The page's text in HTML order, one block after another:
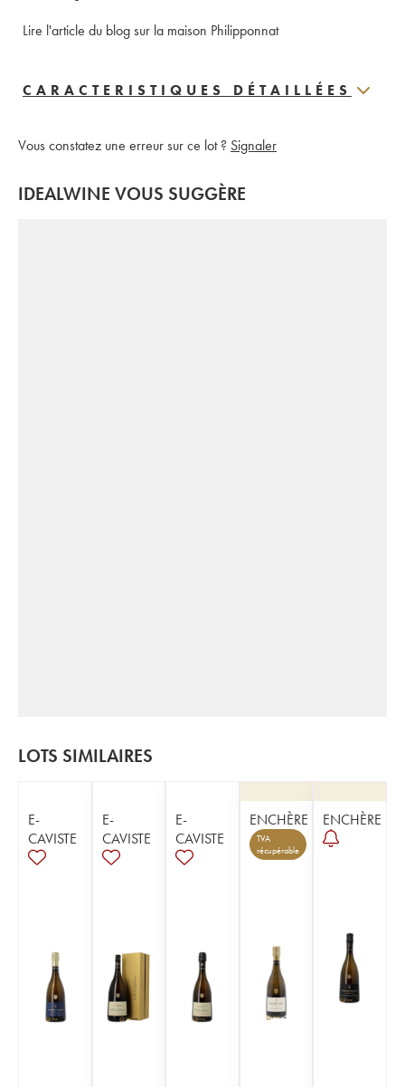
Lire l'article du blog sur la maison Philipponnat
CARACTERISTIQUES DÉTAILLÉES
Vous constatez une erreur sur ce lot ? Signaler
IDEALWINE VOUS SUGGÈRE
LOTS SIMILAIRES
E-
CAVISTE
E-
CAVISTE
E-
CAVISTE
ENCHÈRE
TVA
récupérable
ENCHÈRE